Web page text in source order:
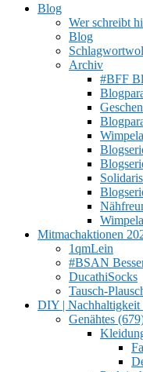
Blog
Wer schreibt
Blog
Archiv
#BFF
Mitmachaktionen
1qmLein
#BSAN
DucathiSocks
Tausch-
DIY | Nachhaltigkeit
Genähtes